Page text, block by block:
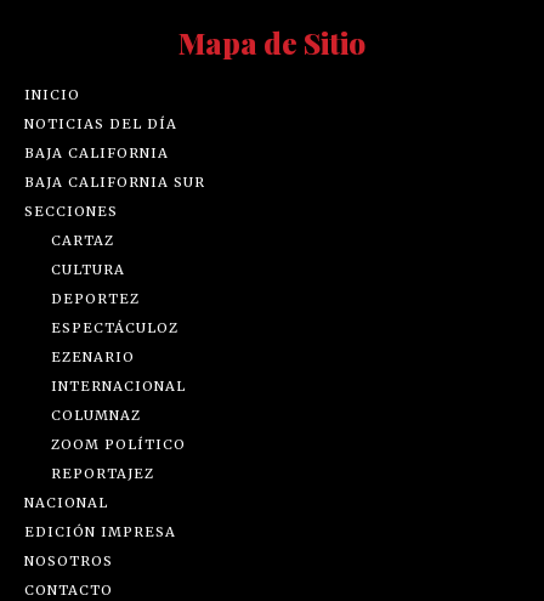
Mapa de Sitio
INICIO
NOTICIAS DEL DÍA
BAJA CALIFORNIA
BAJA CALIFORNIA SUR
SECCIONES
CARTAZ
CULTURA
DEPORTEZ
ESPECTÁCULOZ
EZENARIO
INTERNACIONAL
COLUMNAZ
ZOOM POLÍTICO
REPORTAJEZ
NACIONAL
EDICIÓN IMPRESA
NOSOTROS
CONTACTO